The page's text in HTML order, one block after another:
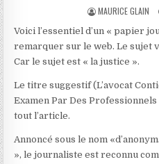
AUTHOR:
MAURICE GLAIN
Voici l’essentiel d’un « papier
remarquer sur le web. Le sujet
Car le sujet est « la justice ».
Le titre suggestif (L’avocat
Examen Par Des
tout l’article.
Annoncé sous le nom
», le journaliste est reconnu